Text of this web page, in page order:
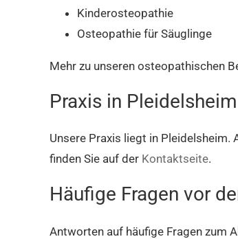
Kinderosteopathie
Osteopathie für Säuglinge
Mehr zu unseren osteopathischen
Praxis in
Unsere Praxis liegt in
finden Sie auf der Kontaktseite.
Häufige Fragen vor
Antworten auf häufige Fragen zum